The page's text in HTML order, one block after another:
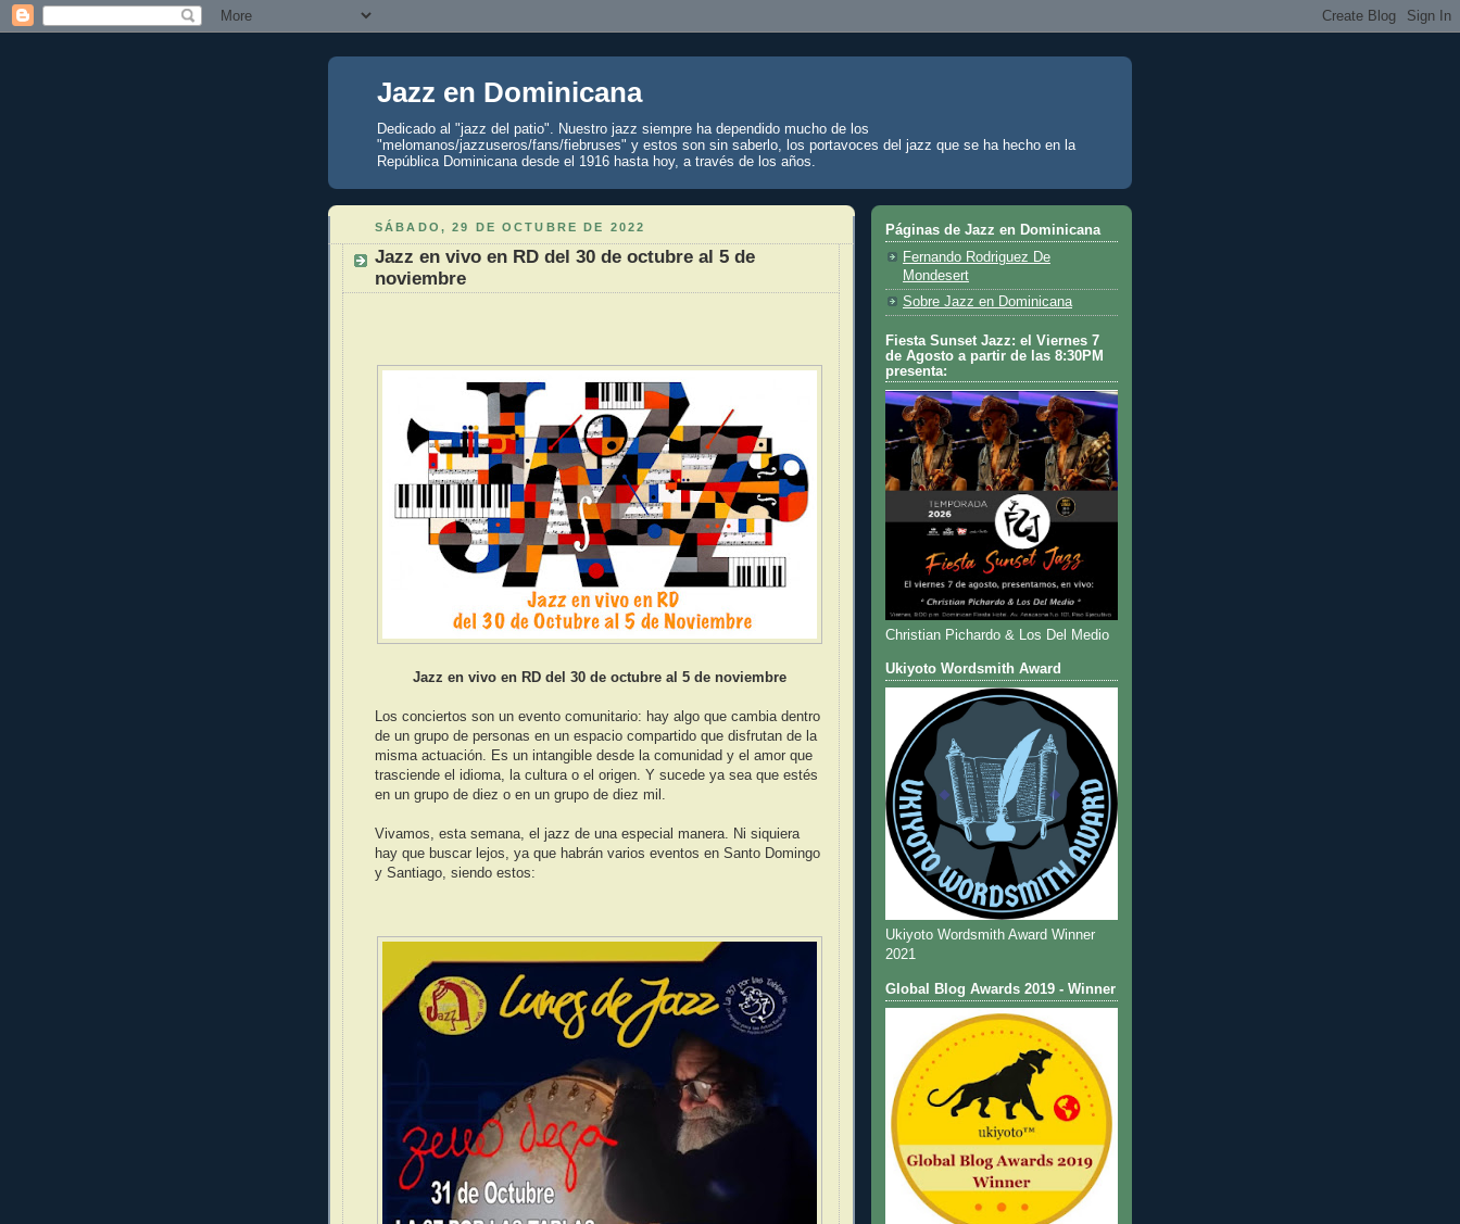
Jazz en Dominicana
Dedicado al "jazz del patio". Nuestro jazz siempre ha dependido mucho de los
"melomanos/jazzuseros/fans/fiebruses" y estos son sin saberlo, los portavoces del jazz que se ha hecho en la
República Dominicana desde el 1916 hasta hoy, a través de los años.
SÁBADO, 29 DE OCTUBRE DE 2022
Jazz en vivo en RD del 30 de octubre al 5 de
noviembre
Jazz en vivo en RD del 30 de octubre al 5 de noviembre
Los conciertos son un evento comunitario: hay algo que cambia dentro
de un grupo de personas en un espacio compartido que disfrutan de la
misma actuación. Es un intangible desde la comunidad y el amor que
trasciende el idioma, la cultura o el origen. Y sucede ya sea que estés
en un grupo de diez o en un grupo de diez mil.
Vivamos, esta semana, el jazz de una especial manera. Ni siquiera
hay que buscar lejos, ya que habrán varios eventos en Santo Domingo
y Santiago, siendo estos:
Páginas de Jazz en Dominicana
Fernando Rodriguez De
Mondesert
Sobre Jazz en Dominicana
Fiesta Sunset Jazz: el Viernes 7
de Agosto a partir de las 8:30PM
presenta:
Christian Pichardo & Los Del Medio
Ukiyoto Wordsmith Award
Ukiyoto Wordsmith Award Winner
2021
Global Blog Awards 2019 - Winner